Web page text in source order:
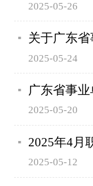
2025-05-26
关于广东省
2025-05-24
广东省事
2025-05-20
2025年4月
2025-05-12